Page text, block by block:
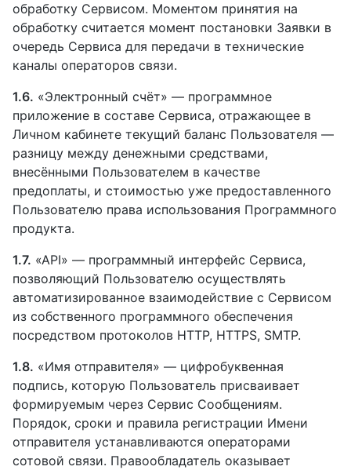
обработку Сервисом. Моментом принятия на
обработку считается момент постановки Заявки в
очередь Сервиса для передачи в технические
каналы операторов связи.
1.6. «Электронный счёт» — программное
приложение в составе Сервиса, отражающее в
Личном кабинете текущий баланс Пользователя —
разницу между денежными средствами,
внесёнными Пользователем в качестве
предоплаты, и стоимостью уже предоставленного
Пользователю права использования Программного
продукта.
1.7. «API» — программный интерфейс Сервиса,
позволяющий Пользователю осуществлять
автоматизированное взаимодействие с Сервисом
из собственного программного обеспечения
посредством протоколов HTTP, HTTPS, SMTP.
1.8. «Имя отправителя» — цифробуквенная
подпись, которую Пользователь присваивает
формируемым через Сервис Сообщениям.
Порядок, сроки и правила регистрации Имени
отправителя устанавливаются операторами
сотовой связи. Правообладатель оказывает